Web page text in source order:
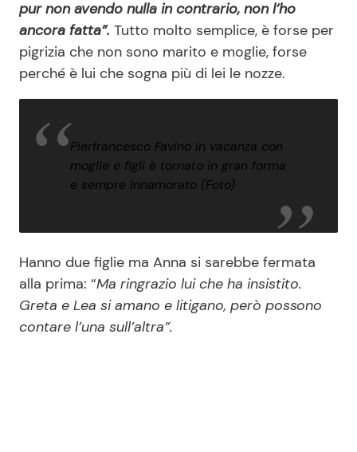
pur non avendo nulla in contrario, non l’ho
ancora fatta”. Tutto molto semplice, è forse per
pigrizia che non sono marito e moglie, forse
perché è lui che sogna più di lei le nozze.
Pierfrancesco Favino in vacanza con
moglie e figli è tornato in gran forma
e sempre innamorato (Foto)
Hanno due figlie ma Anna si sarebbe fermata
alla prima: “Ma ringrazio lui che ha insistito.
Greta e Lea si amano e litigano, però possono
contare l’una sull’altra”.